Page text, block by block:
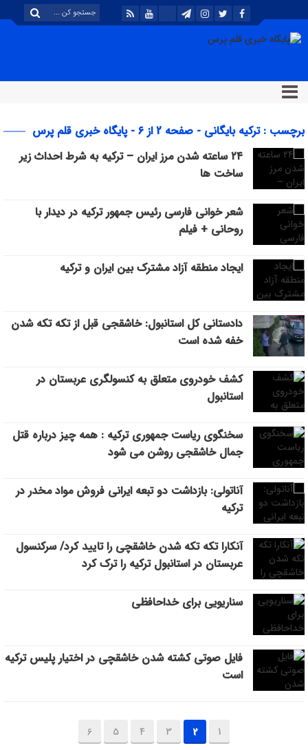
برچسب : ترکیه بایگانی - صفحه 2 از 6 - پایگاه خبری قلم پرس
۲۴ ساعته شدن مرز ایران – ترکیه به شرط احداث زیر
ساخت ها
شعر خوانی فارسی رئیس جمهور ترکیه در دیدار با
روحانی + فیلم
ایجاد منطقه آزاد مشترک بین ایران و ترکیه
دادستانی کل استانبول: خاشقجی قبل از تکه تکه شدن
خفه شده است
کشف خودروی متعلق به کنسولگری عربستان در
استانبول
سخنگوی ریاست جمهوری ترکیه : همه چیز درباره قتل
جمال خاشقجی روشن می شود
آناتولی: بازداشت دو تبعه ایرانی فروش مواد مخدر در
ترکیه
آنکارا تکه تکه شدن خاشقچی را تایید کرد/ سرکنسول
عربستان در استانبول ترکیه را ترک کرد
سناریویی برای خداحافظی
فایل صوتی کشته شدن خاشقچی در اختیار پلیس ترکیه
است
1
2
3
4
5
6